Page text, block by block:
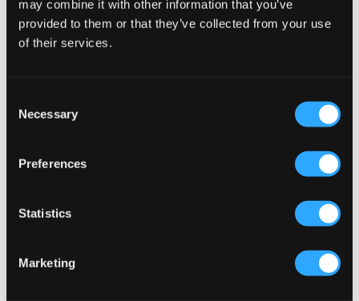
may combine it with other information that you’ve
provided to them or that they’ve collected from your use
of their services.
Selection
Necessary
Preferences
Statistics
Marketing